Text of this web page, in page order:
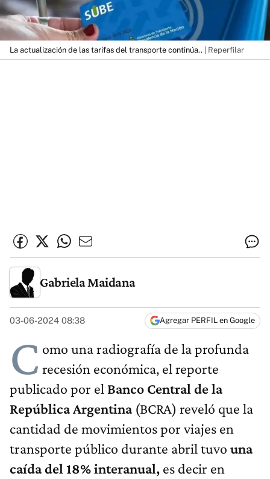
La actualización de las tarifas del transporte continúa.. | Reperfilar
Gabriela Maidana
03-06-2024 08:38 Agregar PERFIL en Google
C omo una radiografía de la profunda
recesión económica, el reporte
publicado por el Banco Central de la
República Argentina (BCRA) reveló que la
cantidad de movimientos por viajes en
transporte público durante abril tuvo una
caída del 18% interanual, es decir en